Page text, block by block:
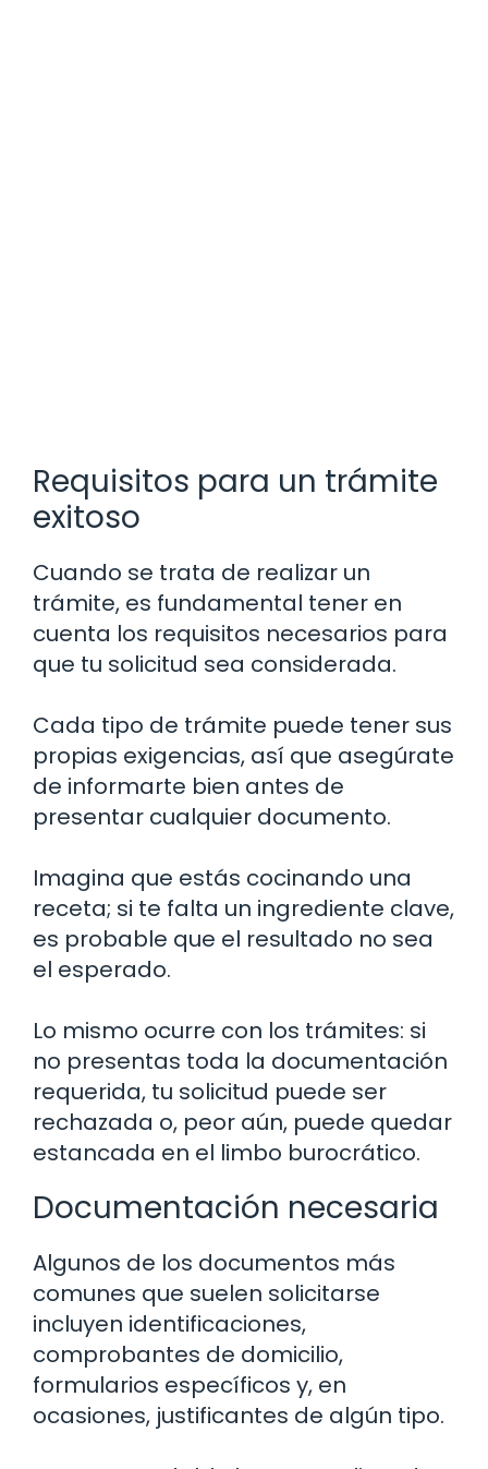
Requisitos para un trámite
exitoso
Cuando se trata de realizar un
trámite, es fundamental tener en
cuenta los requisitos necesarios para
que tu solicitud sea considerada.
Cada tipo de trámite puede tener sus
propias exigencias, así que asegúrate
de informarte bien antes de
presentar cualquier documento.
Imagina que estás cocinando una
receta; si te falta un ingrediente clave,
es probable que el resultado no sea
el esperado.
Lo mismo ocurre con los trámites: si
no presentas toda la documentación
requerida, tu solicitud puede ser
rechazada o, peor aún, puede quedar
estancada en el limbo burocrático.
Documentación necesaria
Algunos de los documentos más
comunes que suelen solicitarse
incluyen identificaciones,
comprobantes de domicilio,
formularios específicos y, en
ocasiones, justificantes de algún tipo.